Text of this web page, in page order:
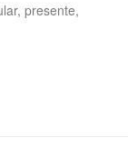
presente,